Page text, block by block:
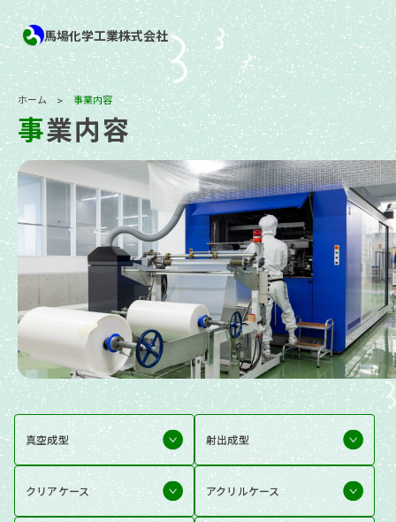
馬場化学工業株式会社
ホーム > 事業内容
事業内容
真空成型 射出成型
クリアケース アクリルケース